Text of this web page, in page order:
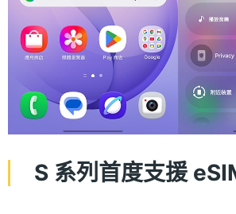
S 系列首度支援